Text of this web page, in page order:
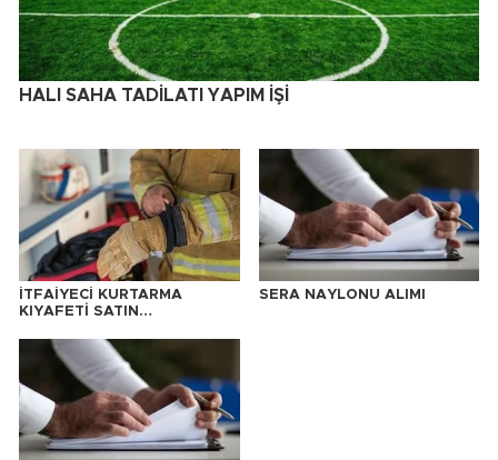
HALI SAHA TADİLATI YAPIM İŞİ
İTFAİYECİ KURTARMA
KIYAFETİ SATIN
SERA NAYLONU ALIMI